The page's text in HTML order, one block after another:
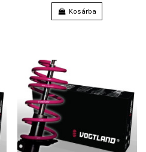
Kosárba